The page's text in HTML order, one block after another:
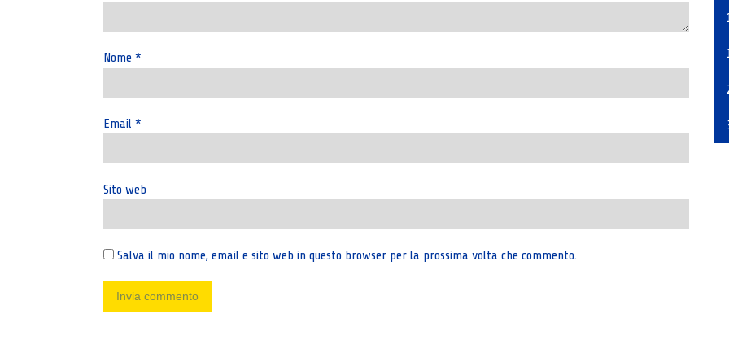
Nome *
Email *
Sito web
Salva il mio nome, email e sito web in questo browser per la prossima volta che commento.